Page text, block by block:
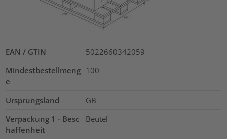
EAN / GTIN
5022660342059
Mindestbestellmeng
e
100
Ursprungsland
GB
Verpackung 1 - Besc
haffenheit
Beutel